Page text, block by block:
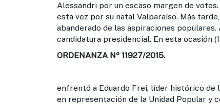
Alessandri por un escaso margen de
esta vez por su natal Valparaíso. Más
abanderado de las aspiraciones
candidatura presidencial. En esta ocasión
ORDENANZA Nº 11927/2015.
enfrentó a Eduardo Frei, líder histórico
en representación de la Unidad Popular y